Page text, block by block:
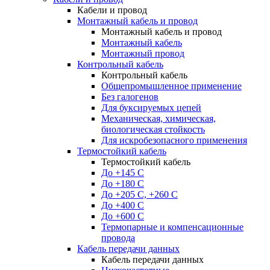
Кабели и провод
Монтажный кабель и провод
Монтажный кабель и провод
Монтажный кабель
Монтажный провод
Контрольный кабель
Контрольный кабель
Общепромышленное применение
Без галогенов
Для буксируемых цепей
Механическая, химическая,
биологическая стойкость
Для искробезопасного применения
Термостойкий кабель
Термостойкий кабель
До +145 С
До +180 C
До +205 С, +260 С
До +400 C
До +600 С
Термопарные и компенсационные
провода
Кабель передачи данных
Кабель передачи данных